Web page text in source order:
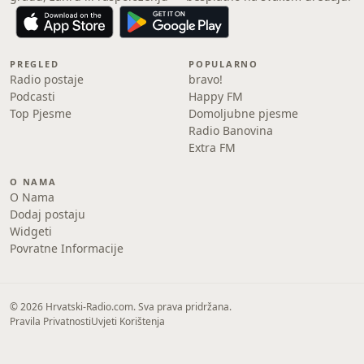
PREGLED
Radio postaje
Podcasti
Top Pjesme
POPULARNO
bravo!
Happy FM
Domoljubne pjesme
Radio Banovina
Extra FM
O NAMA
O Nama
Dodaj postaju
Widgeti
Povratne Informacije
© 2026 Hrvatski-Radio.com. Sva prava pridržana.
Pravila PrivatnostiUvjeti Korištenja